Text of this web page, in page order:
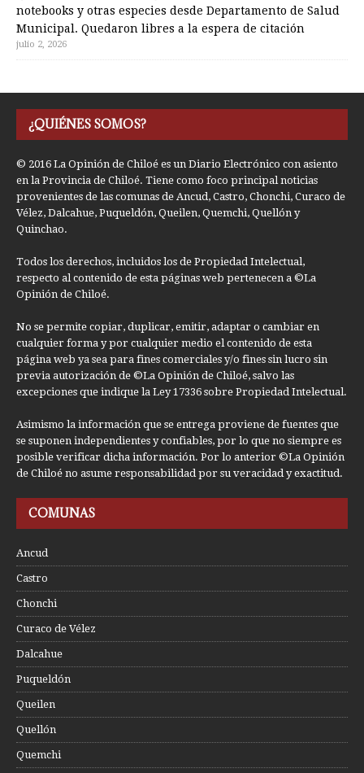
notebooks y otras especies desde Departamento de Salud
Municipal. Quedaron libres a la espera de citación
julio 2, 2026
¿QUIÉNES SOMOS?
© 2016 La Opinión de Chiloé es un Diario Electrónico con asiento
en la Provincia de Chiloé. Tiene como foco principal noticias
provenientes de las comunas de Ancud, Castro, Chonchi, Curaco de
Vélez, Dalcahue, Puqueldón, Queilen, Quemchi, Quellón y
Quinchao.
Todos los derechos, incluidos los de Propiedad Intelectual,
respecto al contenido de esta páginas web pertenecen a ©La
Opinión de Chiloé.
No se permite copiar, duplicar, emitir, adaptar o cambiar en
cualquier forma y por cualquier medio el contenido de esta
página web ya sea para fines comerciales y/o fines sin lucro sin
previa autorización de ©La Opinión de Chiloé, salvo las
excepciones que indique la Ley 17336 sobre Propiedad Intelectual.
Asimismo la información que se entrega proviene de fuentes que
se suponen independientes y confiables, por lo que no siempre es
posible verificar dicha información. Por lo anterior ©La Opinión
de Chiloé no asume responsabilidad por su veracidad y exactitud.
COMUNAS
Ancud
Castro
Chonchi
Curaco de Vélez
Dalcahue
Puqueldón
Queilen
Quellón
Quemchi